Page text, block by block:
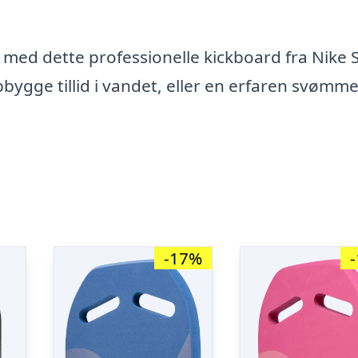
dette professionelle kickboard fra Nike
tillid i vandet, eller en erfaren
-17%